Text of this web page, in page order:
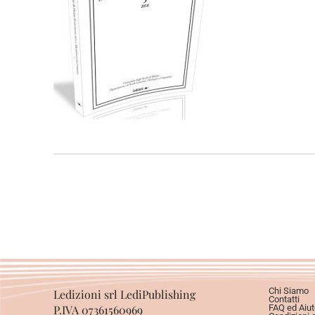
Ledizioni srl LediPublishing
P.IVA 07361560969
Chi Siamo
Contatti
FAQ ed